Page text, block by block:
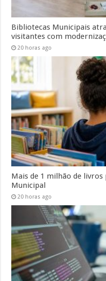
Bibliotecas Municipais
visitantes com
20 horas ago
Mais de 1 milhão de livros
Municipal
20 horas ago